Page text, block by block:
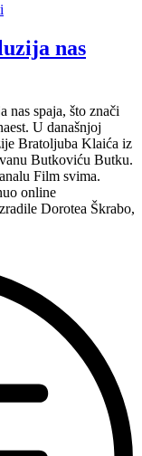
nas
nas spaja, što znači
U današnjoj
Bratoljuba Klaića iz
Butkoviću Butku.
Film svima.
online
Dorotea Škrabo,